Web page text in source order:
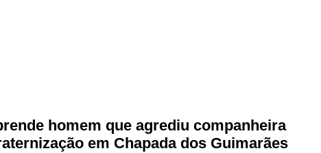
homem que agrediu companheira
em Chapada dos Guimarães